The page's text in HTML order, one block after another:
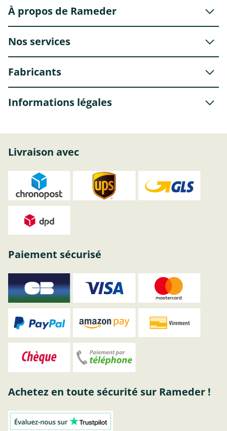
À propos de Rameder
Nos services
Fabricants
Informations légales
Livraison avec
Paiement sécurisé
Achetez en toute sécurité sur Rameder !